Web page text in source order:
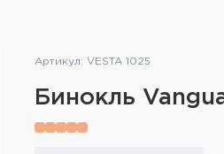
Артикул: VESTA 1025
Бинокль